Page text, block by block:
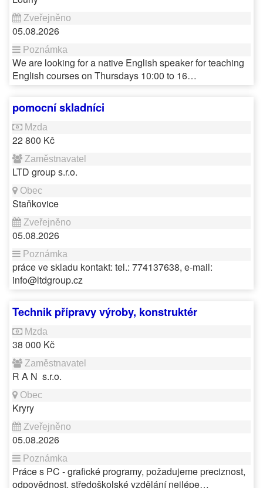
05.08.2026
We are looking for a native English speaker for teaching
English courses on Thursdays 10:00 to 16…
pomocní skladníci
22 800 Kč
LTD group s.r.o.
Staňkovice
05.08.2026
práce ve skladu kontakt: tel.: 774137638, e-mail:
info@ltdgroup.cz
Technik přípravy výroby, konstruktér
38 000 Kč
R A N s.r.o.
Kryry
05.08.2026
Práce s PC - grafické programy, požadujeme preciznost,
odpovědnost, středoškolské vzdělání nejlépe…